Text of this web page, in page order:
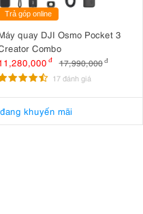
Trả góp online
quay DJI Osmo Pocket 3
Combo
đ 17,990,000 đ
17 đánh giá
khuyến mãi